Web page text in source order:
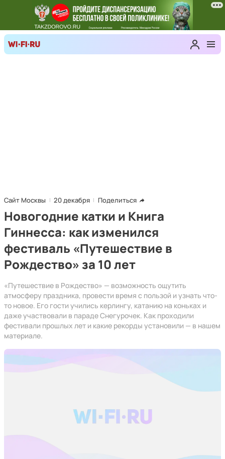
Сайт Москвы 20 декабря Поделиться
Новогодние катки и Книга
Гиннесса: как изменился
фестиваль «Путешествие в
Рождество» за 10 лет
«Путешествие в Рождество» — возможность ощутить
атмосферу праздника, провести время с пользой и узнать что-
то новое. Его гости учились керлингу, катанию на коньках и
даже участвовали в параде Снегурочек. Как проходили
фестивали прошлых лет и какие рекорды установили — в нашем
материале.